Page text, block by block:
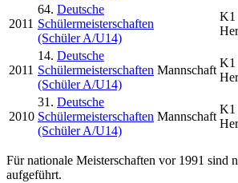
2011
64. Deutsche
Schülermeisterschaften
(Schüler A/U14)
K1
2011
14. Deutsche
Schülermeisterschaften
(Schüler A/U14)
Mannschaft
K1
2010
31. Deutsche
Schülermeisterschaften
(Schüler A/U14)
Mannschaft
K1
Für nationale Meisterschaften vor 1991 sind
aufgeführt.